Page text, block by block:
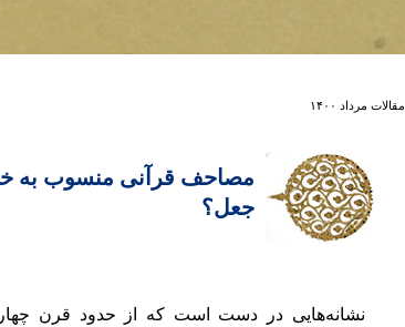
مقالات مرداد ۱۴۰۰
مصاحف قرآنی منسوب به خط
جعل؟
نشانه‌هایی در دست است که از حدود قرن